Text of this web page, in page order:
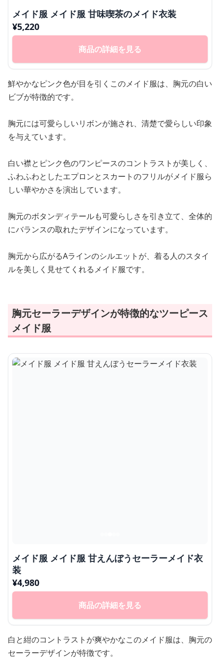
メイド服 メイド服 甘味喫茶のメイド衣装
¥5,220
商品の詳細を見る
鮮やかなピンク色が目を引くこのメイド服は、胸元の白い
ビブが特徴的です。
胸元には可愛らしいリボンが施され、清楚で愛らしい印象
を与えています。
白い襟とピンク色のワンピースのコントラストが美しく、
ふわふわとしたエプロンとスカートのフリルがメイド服ら
しい華やかさを演出しています。
胸元のボタンディテールも可愛らしさを引き立て、全体的
にバランスの取れたデザインになっています。
胸元から広がるAラインのシルエットが、着る人のスタイ
ルを美しく見せてくれるメイド服です。
胸元セーラーデザインが特徴的なツーピース
メイド服
メイド服 メイド服 甘えんぼうセーラーメイド衣
装
¥4,980
商品の詳細を見る
白と紺のコントラストが爽やかなこのメイド服は、胸元の
セーラーデザインが特徴です。